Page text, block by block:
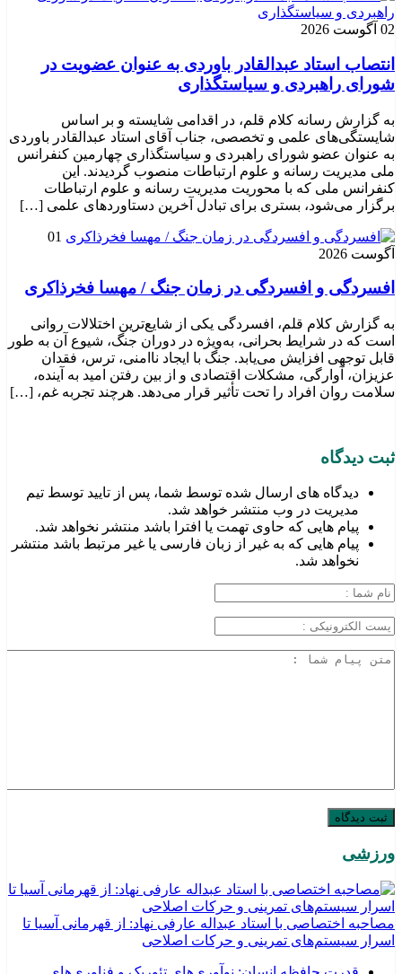
02 آگوست 2026
انتصاب استاد عبدالقادر باوردی به عنوان عضویت در
شورای راهبردی و سیاستگذاری
به گزارش رسانه کلام قلم، در اقدامی شایسته و بر اساس
شایستگی‌های علمی و تخصصی، جناب آقای استاد عبدالقادر باوردی
به عنوان عضو شورای راهبردی و سیاستگذاری چهارمین کنفرانس
ملی مدیریت رسانه و علوم ارتباطات منصوب گردیدند. این
کنفرانس ملی که با محوریت مدیریت رسانه و علوم ارتباطات
برگزار می‌شود، بستری برای تبادل آخرین دستاوردهای علمی […]
01
آگوست 2026
افسردگی و افسردگی در زمان جنگ / مهسا فخرذاکری
به گزارش کلام قلم، افسردگی یکی از شایع‌ترین اختلالات روانی
است که در شرایط بحرانی، به‌ویژه در دوران جنگ، شیوع آن به طور
قابل توجهی افزایش می‌یابد. جنگ با ایجاد ناامنی، ترس، فقدان
عزیزان، آوارگی، مشکلات اقتصادی و از بین رفتن امید به آینده،
سلامت روان افراد را تحت تأثیر قرار می‌دهد. هرچند تجربه غم، […]
ثبت دیدگاه
دیدگاه های ارسال شده توسط شما، پس از تایید توسط تیم
مدیریت در وب منتشر خواهد شد.
پیام هایی که حاوی تهمت یا افترا باشد منتشر نخواهد شد.
پیام هایی که به غیر از زبان فارسی یا غیر مرتبط باشد منتشر
نخواهد شد.
ورزشی
مصاحبه اختصاصی با استاد عبداله عارفی نهاد: از قهرمانی آسیا تا
اسرار سیستم‌های تمرینی و حرکات اصلاحی